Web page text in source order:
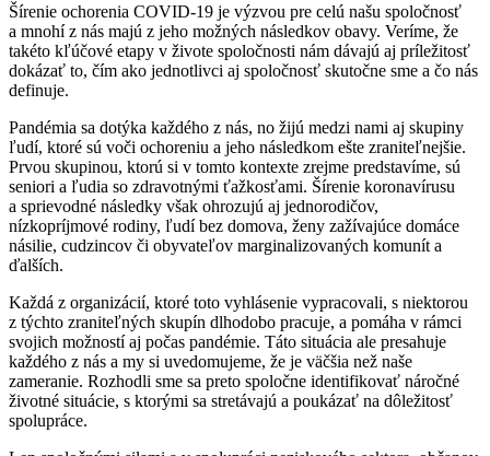
Šírenie ochorenia COVID-19 je výzvou pre celú našu spoločnosť
a mnohí z nás majú z jeho možných následkov obavy. Veríme, že
takéto kľúčové etapy v živote spoločnosti nám dávajú aj príležitosť
dokázať to, čím ako jednotlivci aj spoločnosť skutočne sme a čo nás
definuje.
Pandémia sa dotýka každého z nás, no žijú medzi nami aj skupiny
ľudí, ktoré sú voči ochoreniu a jeho následkom ešte zraniteľnejšie.
Prvou skupinou, ktorú si v tomto kontexte zrejme predstavíme, sú
seniori a ľudia so zdravotnými ťažkosťami. Šírenie koronavírusu
a sprievodné následky však ohrozujú aj jednorodičov,
nízkopríjmové rodiny, ľudí bez domova, ženy zažívajúce domáce
násilie, cudzincov či obyvateľov marginalizovaných komunít a
ďalších.
Každá z organizácií, ktoré toto vyhlásenie vypracovali, s niektorou
z týchto zraniteľných skupín dlhodobo pracuje, a pomáha v rámci
svojich možností aj počas pandémie. Táto situácia ale presahuje
každého z nás a my si uvedomujeme, že je väčšia než naše
zameranie. Rozhodli sme sa preto spoločne identifikovať náročné
životné situácie, s ktorými sa stretávajú a poukázať na dôležitosť
spolupráce.